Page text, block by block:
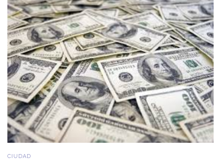
CIUDAD